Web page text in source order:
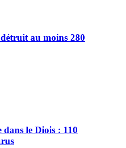
au moins 280
le Diois : 110